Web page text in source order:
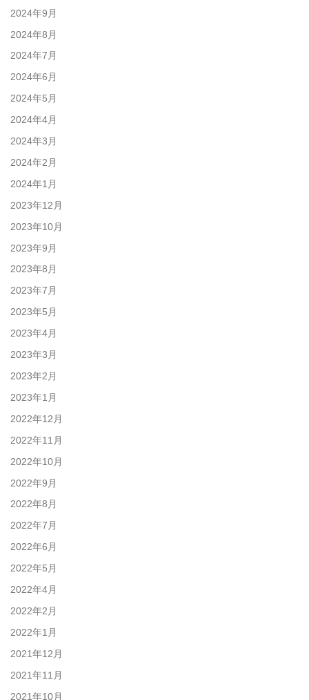
2024年9月
2024年8月
2024年7月
2024年6月
2024年5月
2024年4月
2024年3月
2024年2月
2024年1月
2023年12月
2023年10月
2023年9月
2023年8月
2023年7月
2023年5月
2023年4月
2023年3月
2023年2月
2023年1月
2022年12月
2022年11月
2022年10月
2022年9月
2022年8月
2022年7月
2022年6月
2022年5月
2022年4月
2022年2月
2022年1月
2021年12月
2021年11月
2021年10月